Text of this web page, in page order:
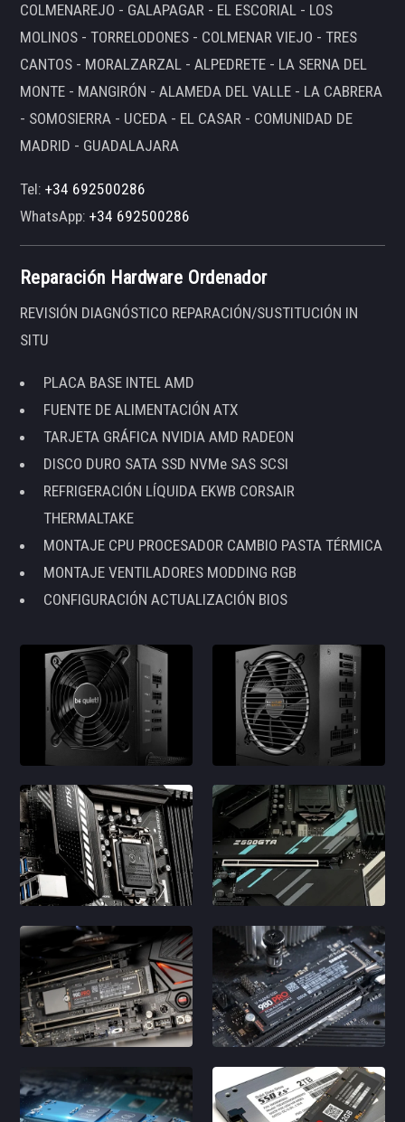
COLMENAREJO - GALAPAGAR - EL ESCORIAL - LOS
MOLINOS - TORRELODONES - COLMENAR VIEJO - TRES
CANTOS - MORALZARZAL - ALPEDRETE - LA SERNA DEL
MONTE - MANGIRÓN - ALAMEDA DEL VALLE - LA CABRERA
- SOMOSIERRA - UCEDA - EL CASAR - COMUNIDAD DE
MADRID - GUADALAJARA
Tel:+34 692500286
WhatsApp:+34 692500286
Reparación Hardware Ordenador
REVISIÓN DIAGNÓSTICO REPARACIÓN/SUSTITUCIÓN IN
SITU
PLACA BASE INTEL AMD
FUENTE DE ALIMENTACIÓN ATX
TARJETA GRÁFICA NVIDIA AMD RADEON
DISCO DURO SATA SSD NVMe SAS SCSI
REFRIGERACIÓN LÍQUIDA EKWB CORSAIR
THERMALTAKE
MONTAJE CPU PROCESADOR CAMBIO PASTA TÉRMICA
MONTAJE VENTILADORES MODDING RGB
CONFIGURACIÓN ACTUALIZACIÓN BIOS